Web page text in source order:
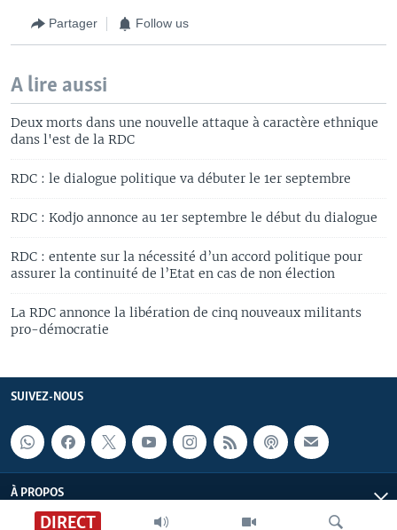
DIRECT
Partager Follow us
A lire aussi
Deux morts dans une nouvelle attaque à caractère ethnique
dans l'est de la RDC
RDC : le dialogue politique va débuter le 1er septembre
RDC : Kodjo annonce au 1er septembre le début du dialogue
RDC : entente sur la nécessité d’un accord politique pour
assurer la continuité de l’Etat en cas de non élection
La RDC annonce la libération de cinq nouveaux militants
pro-démocratie
SUIVEZ-NOUS
À PROPOS